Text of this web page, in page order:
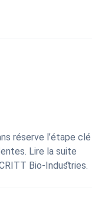
réserve l’étape clé
Lire la suite
Bio-Industries.